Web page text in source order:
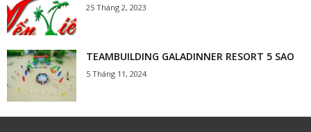
25 Tháng 2, 2023
TEAMBUILDING GALADINNER RESORT 5 SAO
5 Tháng 11, 2024